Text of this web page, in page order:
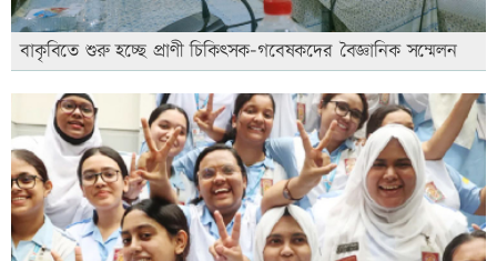
বাকৃবিতে শুরু হচ্ছে প্রাণী চিকিৎসক-গবেষকদের বৈজ্ঞানিক সম্মেলন